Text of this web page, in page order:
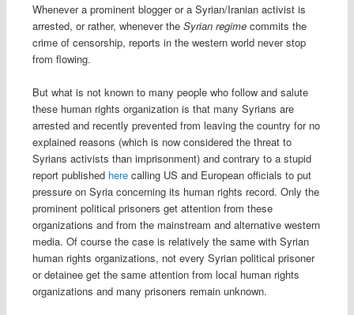
Whenever a prominent blogger or a Syrian/Iranian activist is
arrested, or rather, whenever the Syrian regimecommits the
crime of censorship, reports in the western world never stop
from flowing.
But what is not known to many people who follow and salute
these human rights organization is that many Syrians are
arrested and recently prevented from leaving the country for no
explained reasons (which is now considered the threat to
Syrians activists than imprisonment) and contrary to a stupid
report published herecalling US and European officials to put
pressure on Syria concerning its human rights record. Only the
prominent political prisoners get attention from these
organizations and from the mainstream and alternative western
media. Of course the case is relatively the same with Syrian
human rights organizations, not every Syrian political prisoner
or detainee get the same attention from local human rights
organizations and many prisoners remain unknown.